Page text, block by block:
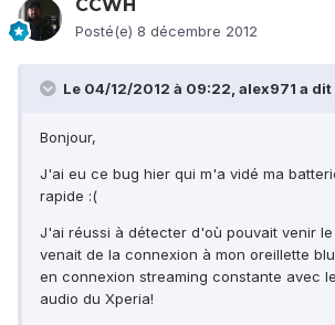
CCWH
Posté(e) 8 décembre 2012
Le 04/12/2012 à 09:22, alex971 a dit
Bonjour,
J'ai eu ce bug hier qui m'a vidé ma
rapide :(
J'ai réussi à détecter d'où pouvait venir le
venait de la connexion à mon oreillette
en connexion streaming constante avec
audio du Xperia!